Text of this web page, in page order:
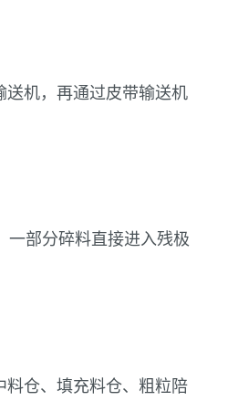
机，再通过皮带输送机
一部分碎料直接进入残极
仓、填充料仓、粗粒陪